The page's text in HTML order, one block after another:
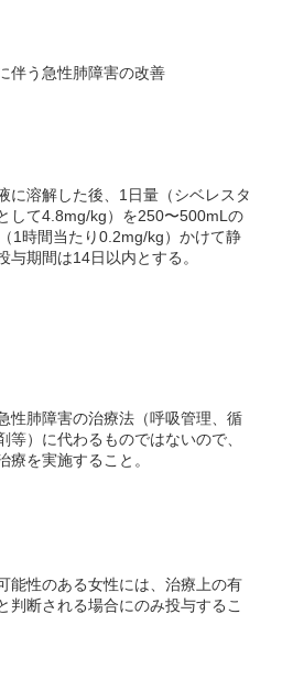
伴う急性肺障害の改善
に溶解した後、1日量（シベレスタ
して4.8mg/kg）を250〜500mLの
1時間当たり0.2mg/kg）かけて静
与期間は14日以内とする。
性肺障害の治療法（呼吸管理、循
等）に代わるものではないので、
療を実施すること。
能性のある女性には、治療上の有
判断される場合にのみ投与するこ